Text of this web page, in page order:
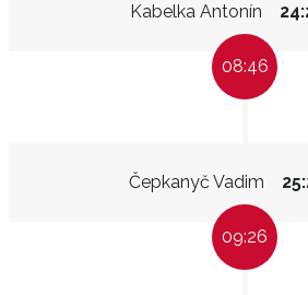
Kabelka Antonín
08:46
Čepkanyč Vadim
09:26